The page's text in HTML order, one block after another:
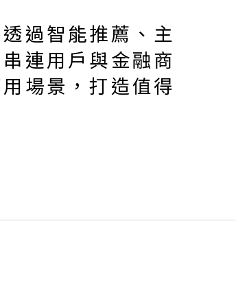
過智能推薦、主
連用戶與金融商
場景，打造值得